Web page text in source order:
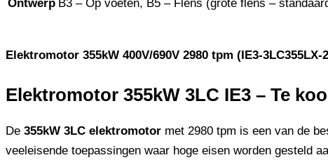
Ontwerp B3 – Op voeten, B5 – Flens (grote flens –
Elektromotor 355kW 400V/690V 2980 tpm (IE3-3LC355LX-
Elektromotor 355kW 3LC IE3 – Te
De 355kW 3LC elektromotor met 2980 tpm is een van de
veeleisende toepassingen waar hoge eisen worden gesteld